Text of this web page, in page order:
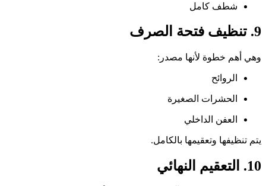
شطف كامل
9. تنظيف فتحة الصرف
وهي أهم خطوة لأنها مصدر:
الروائح
الحشرات الصغيرة
العفن الداخلي
يتم تنظيفها وتعقيمها بالكامل.
10. التعقيم النهائي